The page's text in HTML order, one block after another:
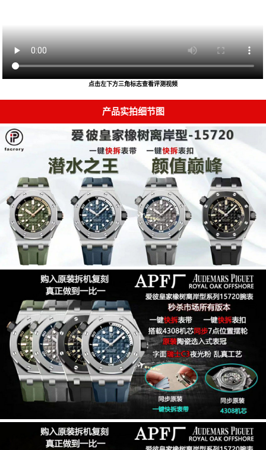
点击左下方三角标志查看评测视频
产品实拍细节图